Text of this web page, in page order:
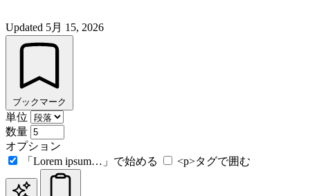
Updated 5月 15, 2026
ブックマーク
単位
数量
オプション
「Lorem ipsum…」で始める
<p>タグで囲む